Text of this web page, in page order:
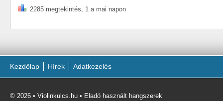
2285 megtekintés, 1 a mai napon
Kezdőlap Hírek Adatkezelés
© 2026 • Violinkulcs.hu • Eladó használt hangszerek